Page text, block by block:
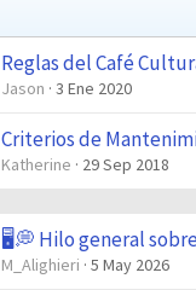
Reglas del Café
Jason 3 Ene 2020
Criterios de
Katherine 29 Sep 2018
🖥️💭 Hilo general
M_Alighieri 5 May 2026